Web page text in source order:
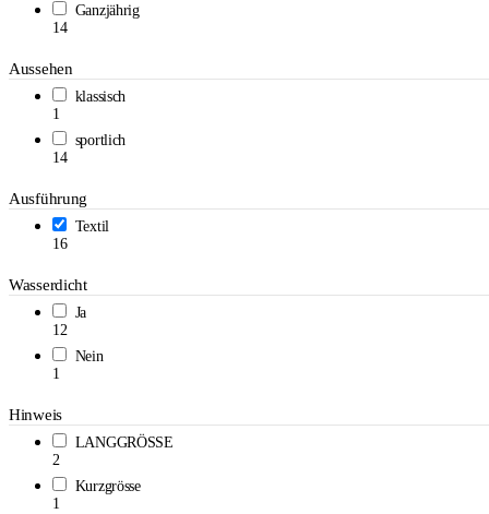
Ganzjährig
14
Aussehen
klassisch
1
sportlich
14
Ausführung
Textil
16
Wasserdicht
Ja
12
Nein
1
Hinweis
LANGGRÖSSE
2
Kurzgrösse
1